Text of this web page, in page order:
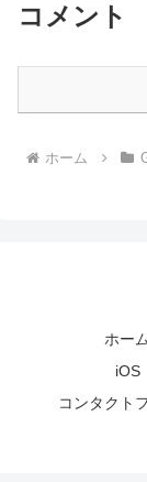
コメント
ホーム
ホーム
iOS
コンタクト